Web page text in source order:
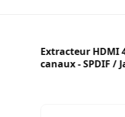
Extracteur HDMI
canaux - SPDIF /